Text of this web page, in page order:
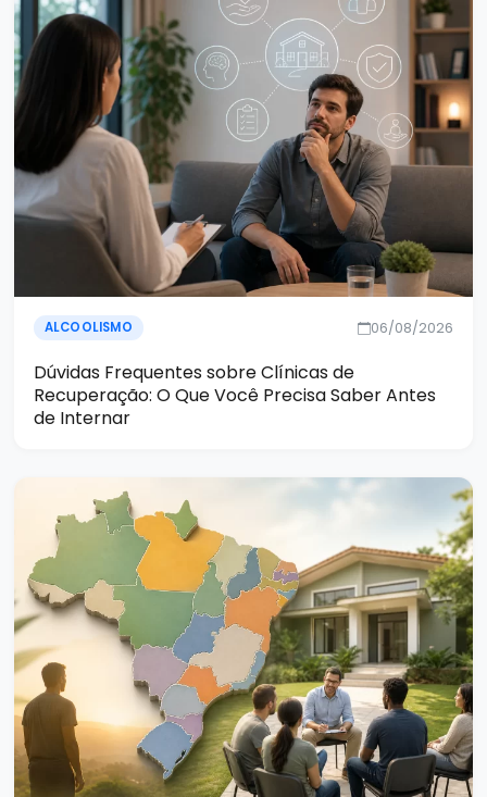
ALCOOLISMO 06/08/2026
Dúvidas Frequentes sobre Clínicas de
Recuperação: O Que Você Precisa Saber Antes
de Internar